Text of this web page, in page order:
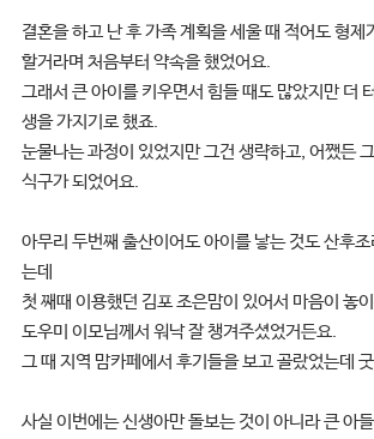
결혼을 하고 난 후 가족 계획을 세울 때 적어도 형제
할거라며 처음부터 약속을 했었어요.
그래서 큰 아이를 키우면서 힘들 때도 많았지만 더
생을 가지기로 했죠.
눈물나는 과정이 있었지만 그건 생략하고, 어쨌든
식구가 되었어요.
아무리 두번째 출산이어도 아이를 낳는 것도 산후
는데
첫 째때 이용했던 김포 조은맘이 있어서 마음이 놓
도우미 이모님께서 워낙 잘 챙겨주셨었거든요.
그 때 지역 맘카페에서 후기들을 보고 골랐었는데
사실 이번에는 신생아만 돌보는 것이 아니라 큰 아